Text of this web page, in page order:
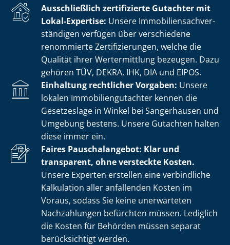
Ausschließlich zertifizierte Gutachter mit
Lokal-Expertise: Unsere Im­mo­bi­li­en­sach­ver­
stän­di­gen verfügen über verschiedene
renommierte Zer­ti­fi­zie­run­gen, welche die
Qualität ihrer Wertermittlung bezeugen. Dazu
gehören TÜV, DEKRA, IHK, DIA und EIPOS.
Einhaltung rechtlicher Vorgaben: Unsere
lokalen Im­mo­bi­li­en­gut­ach­ter kennen die
Gesetzeslage in Winkel bei Sangerhausen und
Umgebung bestens. Unsere Gutachten halten
diese immer ein.
Faires Pauschalangebot: Klar und
transparent, ohne versteckte Kosten.
Unsere Experten erstellen eine verbindliche
Kalkulation aller anfallenden Kosten im
Voraus, sodass Sie keine unerwarteten
Nachzahlungen befürchten müssen. Lediglich
die Kosten für Behörden müssen separat
berücksichtigt werden.